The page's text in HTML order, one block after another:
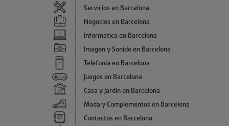
Servicios en Barcelona
Negocios en Barcelona
Informatica en Barcelona
Imagen y Sonido en Barcelona
Telefonía en Barcelona
Juegos en Barcelona
Casa y Jardin en Barcelona
Moda y Complementos en Barcelona
Contactos en Barcelona